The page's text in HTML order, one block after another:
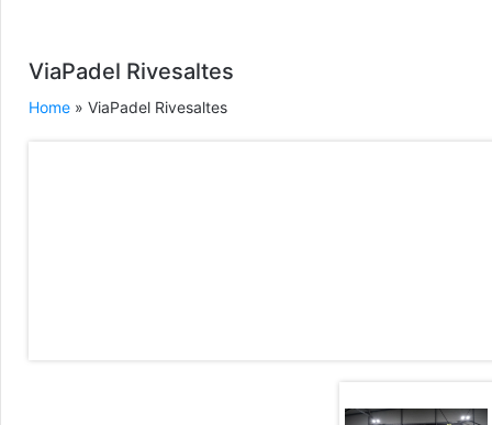
ViaPadel Rivesaltes
Home » ViaPadel Rivesaltes